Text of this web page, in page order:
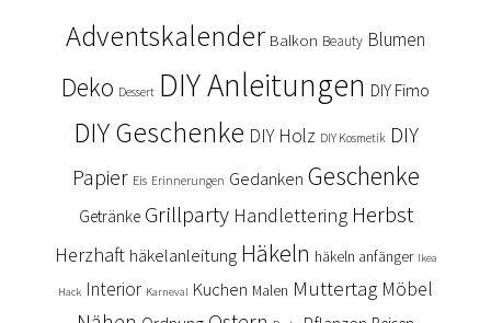
Adventskalender Balkon Beauty Blumen
Deko Dessert DIY Anleitungen DIY Fimo
DIY Geschenke DIY Holz DIY Kosmetik DIY
Papier Eis Erinnerungen Gedanken Geschenke
Getränke Grillparty Handlettering Herbst
Herzhaft häkelanleitung Häkeln häkeln anfänger Ikea
Hack Interior Karneval Kuchen Malen Muttertag Möbel